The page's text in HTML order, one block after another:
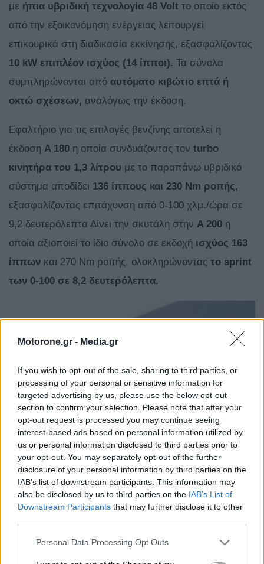
Motorone.gr - Media.gr
If you wish to opt-out of the sale, sharing to third parties, or
processing of your personal or sensitive information for
targeted advertising by us, please use the below opt-out
section to confirm your selection. Please note that after your
opt-out request is processed you may continue seeing
interest-based ads based on personal information utilized by
us or personal information disclosed to third parties prior to
your opt-out. You may separately opt-out of the further
disclosure of your personal information by third parties on the
IAB’s list of downstream participants. This information may
also be disclosed by us to third parties on the IAB’s List of
Downstream Participants that may further disclose it to other
Personal Data Processing Opt Outs
με ήπια υβριδική τεχνολογία 48 Volt το οποίο εκτός
από την εξοικονόμηση ενέργειας λειτουργεί
επικουρικά στη διαδικασία εκκίνησης, εξασφαλίζοντας
10 kW επιπλέον ισχύος (14 ίπποι). Τα σύνολα
συμπληρώνονται από αυτόματο κιβώτιο επτά ή
οκτώ σχέσεων, αναλόγως την έκδοση.
Εφαλτήριο για τις επιλογές βενζίνης αποτελεί η
έκδοση A 180 η οποία συνδυάζοντας τον turbo
κινητήρα του 1,3 λίτρου με το παραπάνω υβριδικό
σύστημα αποδίδει 136 ίππους και 230 Nm ροπής,
εξασφαλίζοντας επιτάχυνση από 0-100 χλμ./ώρα σε
9,2 δευτερόλεπτα Δίνει την σκυτάλη στην A 200 η
οποία αξιοποιεί το ίδιο σύνολο σε εκδοχή ισχύος 163
ίππων και 270 Nm ροπής, ολοκληρώνοντας το sprint
των 0-100 σε 8,2 δευτερόλεπτα.
Ψηλότερα στην γκάμα βρίσκεταιη Α 220η οποία
επωφελείται απόδίλιτρο κινητήραβενζίνης πάντα σε
mild hybrid «σύμπλεγμα» και συνδυάζεται de facto με